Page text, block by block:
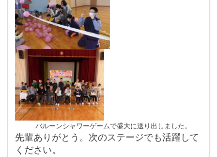
バルーンシャワーゲームで盛大に送り出しました。
先輩ありがとう。次のステージでも活躍して
ください。